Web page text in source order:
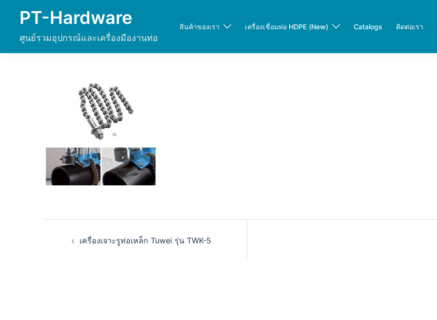
PT-Hardware
ศูนย์รวมอุปกรณ์และเครื่องมืองานท่อ
สินค้าของเรา เครื่องเชื่อมท่อ HDPE (New) Catalogs ติดต่อเรา
navigation
เครื่องเจาะรูท่อเหล็ก Tuwei รุ่น TWK-5